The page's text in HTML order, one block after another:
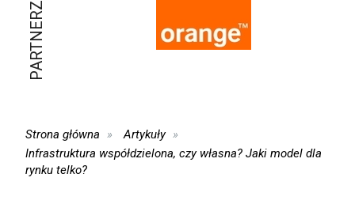
PARTNERZY
Strona główna
Artykuły
Infrastruktura współdzielona, czy własna? Jaki model dla
rynku telko?